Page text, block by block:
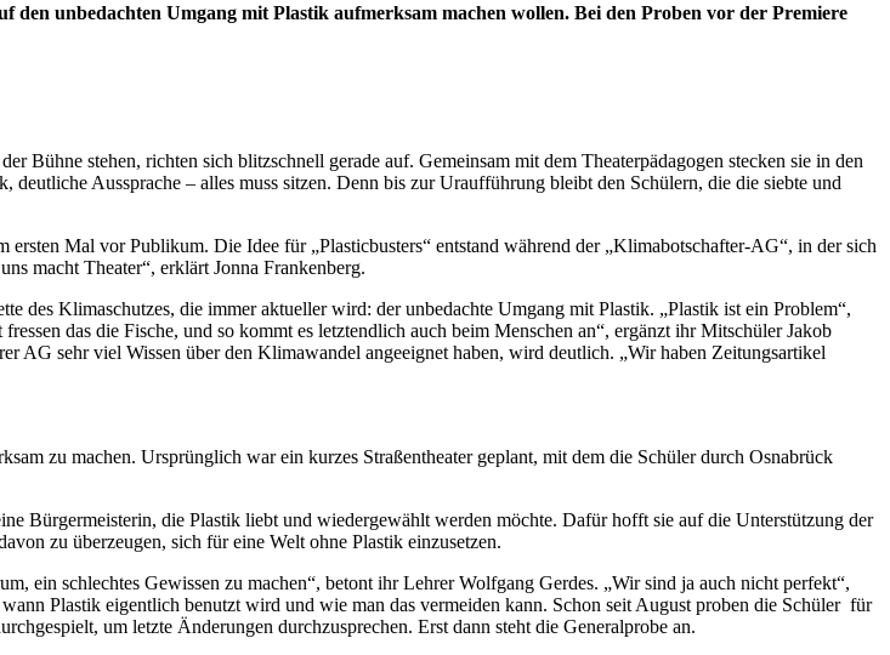
unbedachten Umgang mit Plastik aufmerksam machen wollen. Bei den Proben vor der Premiere
Bühne stehen, richten sich blitzschnell gerade auf. Gemeinsam mit dem Theaterpädagogen stecken sie in den
Aussprache – alles muss sitzen. Denn bis zur Uraufführung bleibt den Schülern, die die siebte und
Mal vor Publikum. Die Idee für „Plasticbusters“ entstand während der „Klimabotschafter-AG“, in der sich
macht Theater“, erklärt Jonna Frankenberg.
des Klimaschutzes, die immer aktueller wird: der unbedachte Umgang mit Plastik. „Plastik ist ein Problem“,
das die Fische, und so kommt es letztendlich auch beim Menschen an“, ergänzt ihr Mitschüler Jakob
AG sehr viel Wissen über den Klimawandel angeeignet haben, wird deutlich. „Wir haben Zeitungsartikel
zu machen. Ursprünglich war ein kurzes Straßentheater geplant, mit dem die Schüler durch Osnabrück
Bürgermeisterin, die Plastik liebt und wiedergewählt werden möchte. Dafür hofft sie auf die Unterstützung der
zu überzeugen, sich für eine Welt ohne Plastik einzusetzen.
ein schlechtes Gewissen zu machen“, betont ihr Lehrer Wolfgang Gerdes. „Wir sind ja auch nicht perfekt“,
Plastik eigentlich benutzt wird und wie man das vermeiden kann. Schon seit August proben die Schüler für
um letzte Änderungen durchzusprechen. Erst dann steht die Generalprobe an.